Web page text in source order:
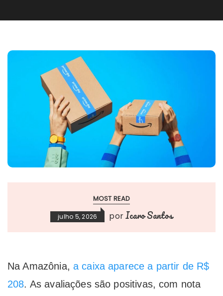
MOST READ
julho 5, 2026 porIcaro Santos
Na Amazônia, a caixa aparece a partir de R$
208. As avaliações são positivas, com nota